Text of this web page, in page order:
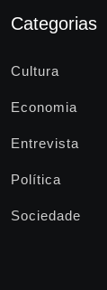
Categorias
Cultura
Economia
Entrevista
Política
Sociedade